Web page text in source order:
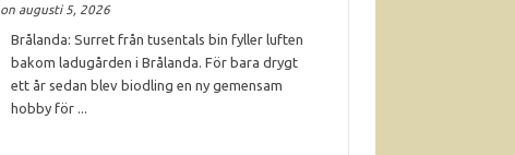
on augusti 5, 2026
Brålanda: Surret från tusentals bin fyller luften
bakom ladugården i Brålanda. För bara drygt
ett år sedan blev biodling en ny gemensam
hobby för ...